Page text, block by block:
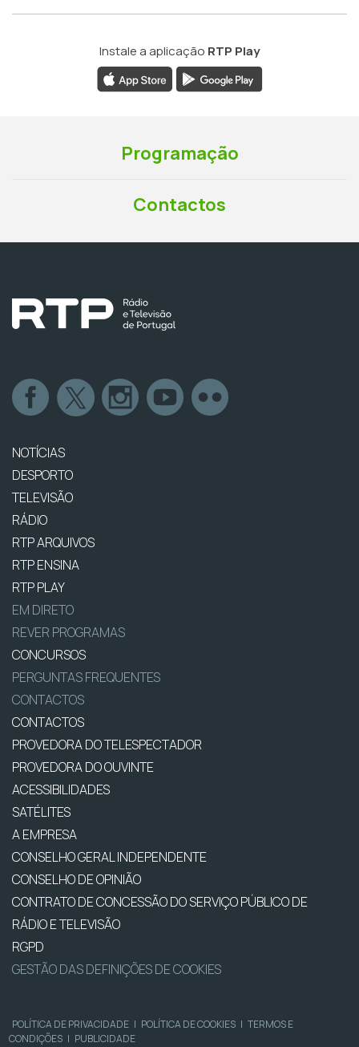
Instale a aplicação RTP Play
Programação
Contactos
NOTÍCIAS
DESPORTO
TELEVISÃO
RÁDIO
RTP ARQUIVOS
RTP ENSINA
RTP PLAY
EM DIRETO
REVER PROGRAMAS
CONCURSOS
PERGUNTAS FREQUENTES
CONTACTOS
CONTACTOS
PROVEDORA DO TELESPECTADOR
PROVEDORA DO OUVINTE
ACESSIBILIDADES
SATÉLITES
A EMPRESA
CONSELHO GERAL INDEPENDENTE
CONSELHO DE OPINIÃO
CONTRATO DE CONCESSÃO DO SERVIÇO PÚBLICO DE
RÁDIO E TELEVISÃO
RGPD
GESTÃO DAS DEFINIÇÕES DE COOKIES
POLÍTICA DE PRIVACIDADE | POLÍTICA DE COOKIES | TERMOS E
CONDIÇÕES | PUBLICIDADE